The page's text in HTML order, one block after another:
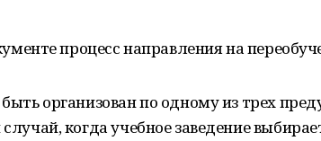
процесс направления на
организован по одному из трех
когда учебное заведение